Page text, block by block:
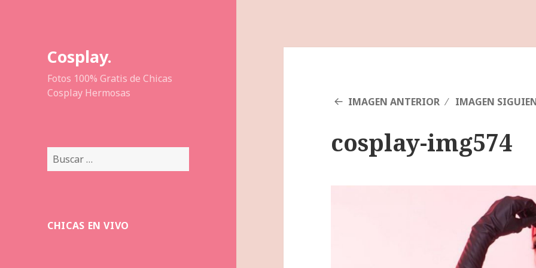
Cosplay.
Fotos 100% Gratis de Chicas
Cosplay Hermosas
Buscar:
CHICAS EN VIVO
IMAGEN ANTERIOR IMAGEN
cosplay-img574